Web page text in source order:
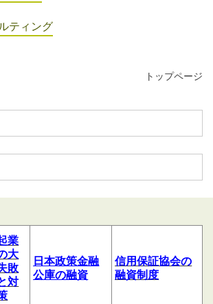
ティング
トップページ
業
大
敗
対
日本政策金融
公庫の融資
信用保証協会の
融資制度